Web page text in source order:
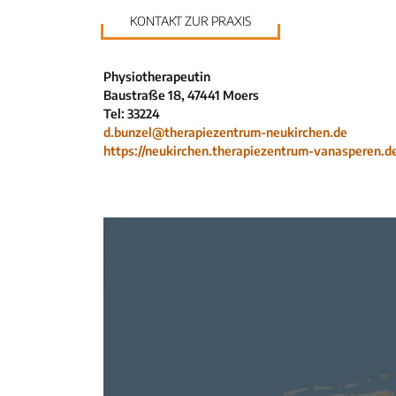
KONTAKT ZUR PRAXIS
Physiotherapeutin
Baustraße 18, 47441 Moers
Tel: 33224
d.bunzel@therapiezentrum-neukirchen.de
https://neukirchen.therapiezentrum-